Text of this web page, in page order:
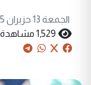
الجمعة 13 حزيران 2025
1,529 مشاهدة